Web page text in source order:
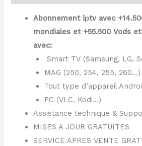
Abonnement iрtv avec
mondiales et +55.500 Vods
avec:
Smart TV (Samsung, LG,
MAG (250, 254, 255, 260…)
Tout type d’appareil
PC (VLC, Kodi…)
Assistance technique &
MISES A JOUR GRATUITES
SERVICE APRES VENTE